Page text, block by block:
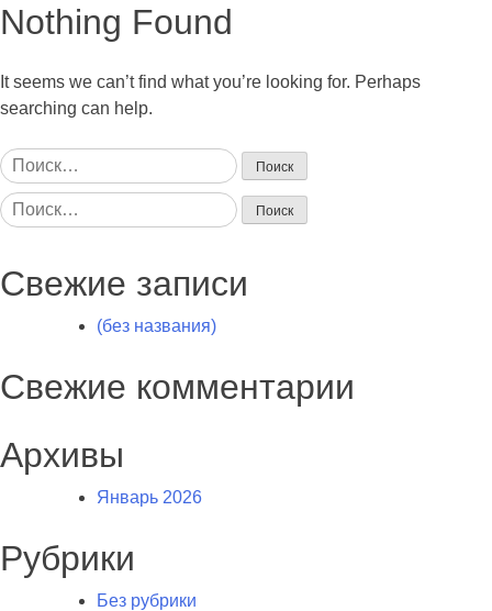
Nothing Found
It seems we can’t find what you’re looking for. Perhaps
searching can help.
Найти:
Найти:
Свежие записи
(без названия)
Свежие комментарии
Архивы
Январь 2026
Рубрики
Без рубрики